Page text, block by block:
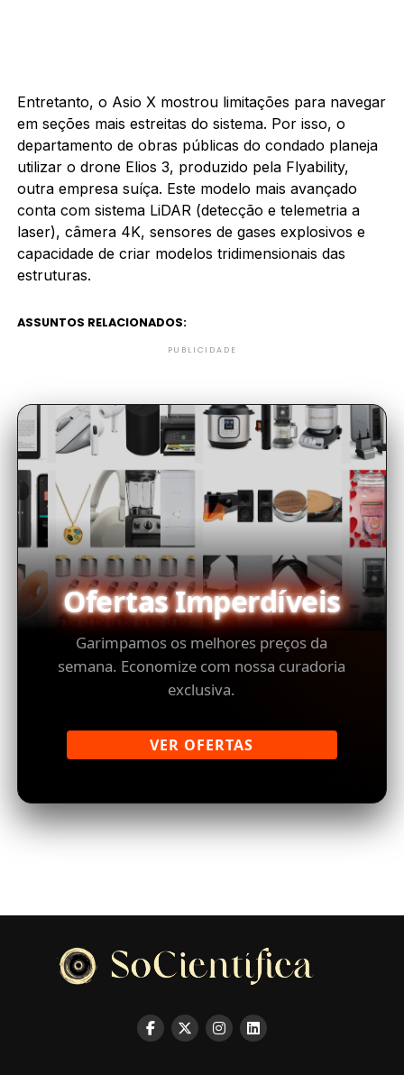
Entretanto, o Asio X mostrou limitações para navegar
em seções mais estreitas do sistema. Por isso, o
departamento de obras públicas do condado planeja
utilizar o drone Elios 3, produzido pela Flyability,
outra empresa suíça. Este modelo mais avançado
conta com sistema LiDAR (detecção e telemetria a
laser), câmera 4K, sensores de gases explosivos e
capacidade de criar modelos tridimensionais das
estruturas.
ASSUNTOS RELACIONADOS:
PUBLICIDADE
Ofertas Imperdíveis
Garimpamos os melhores preços da
semana. Economize com nossa curadoria
exclusiva.
VER OFERTAS